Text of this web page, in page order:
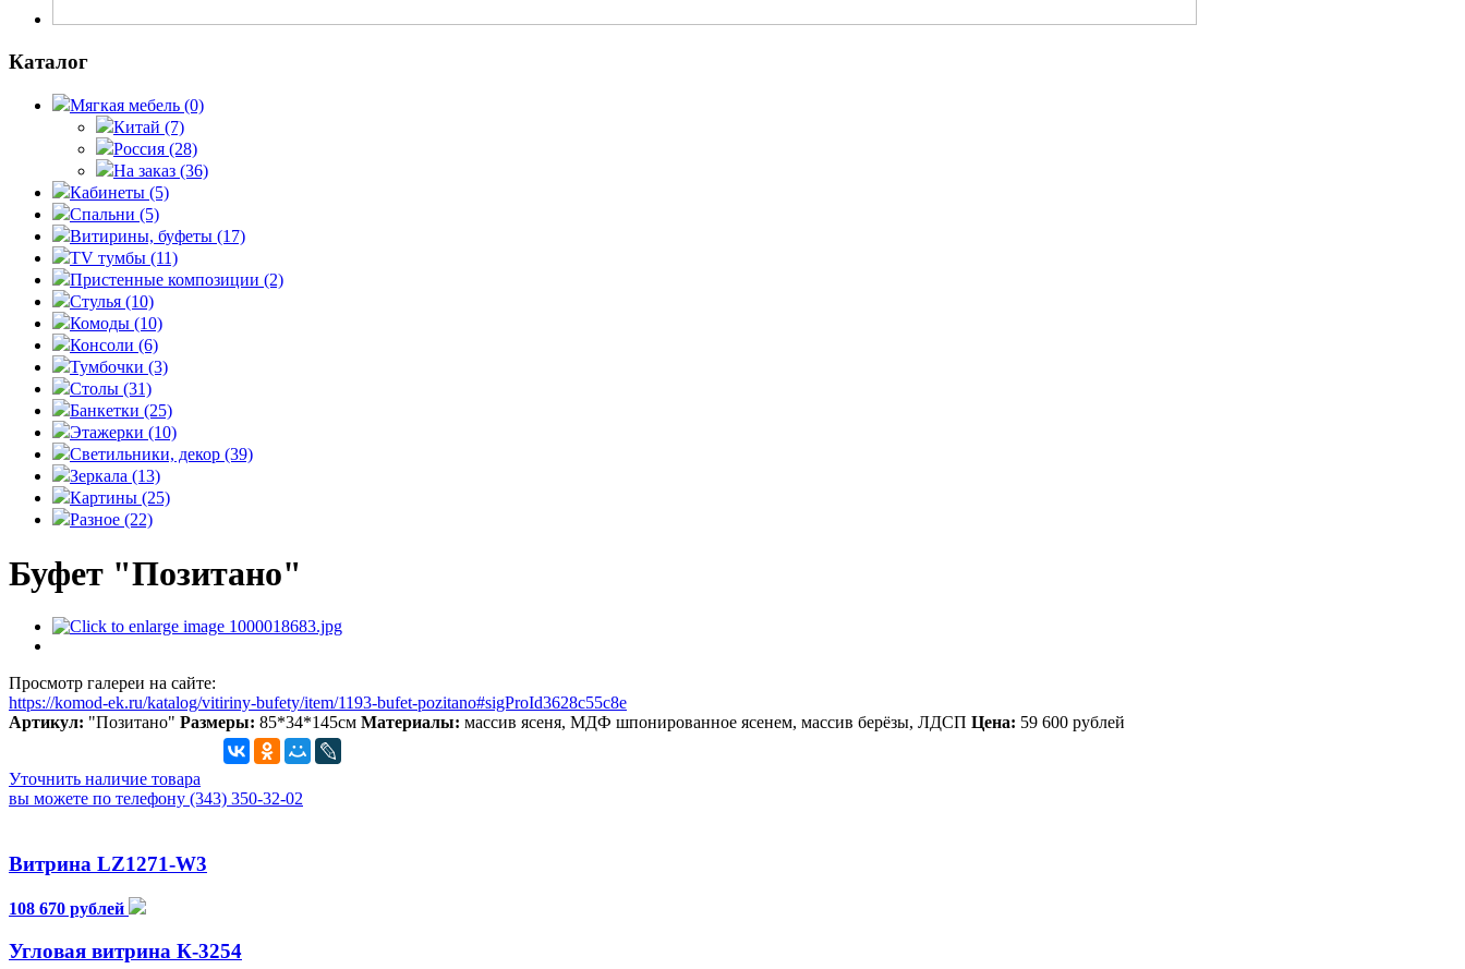
Каталог
Мягкая мебель (0)
Китай (7)
Россия (28)
На заказ (36)
Кабинеты (5)
Спальни (5)
Витирины, буфеты (17)
TV тумбы (11)
Пристенные композиции (2)
Стулья (10)
Комоды (10)
Консоли (6)
Тумбочки (3)
Столы (31)
Банкетки (25)
Этажерки (10)
Светильники, декор (39)
Зеркала (13)
Картины (25)
Разное (22)
Буфет "Позитано"
Просмотр галереи на сайте:
https://komod-ek.ru/katalog/vitiriny-bufety/item/1193-bufet-pozitano#sigProId3628c55c8e
Артикул: "Позитано" Размеры: 85*34*145см Материалы: массив ясеня, МДФ шпонированное ясенем, массив берёзы, ЛДСП Цена: 59 600 рублей
Уточнить наличие товара
вы можете по телефону (343) 350-32-02
Витрина LZ1271-W3
108 670 рублей
Угловая витрина К-3254